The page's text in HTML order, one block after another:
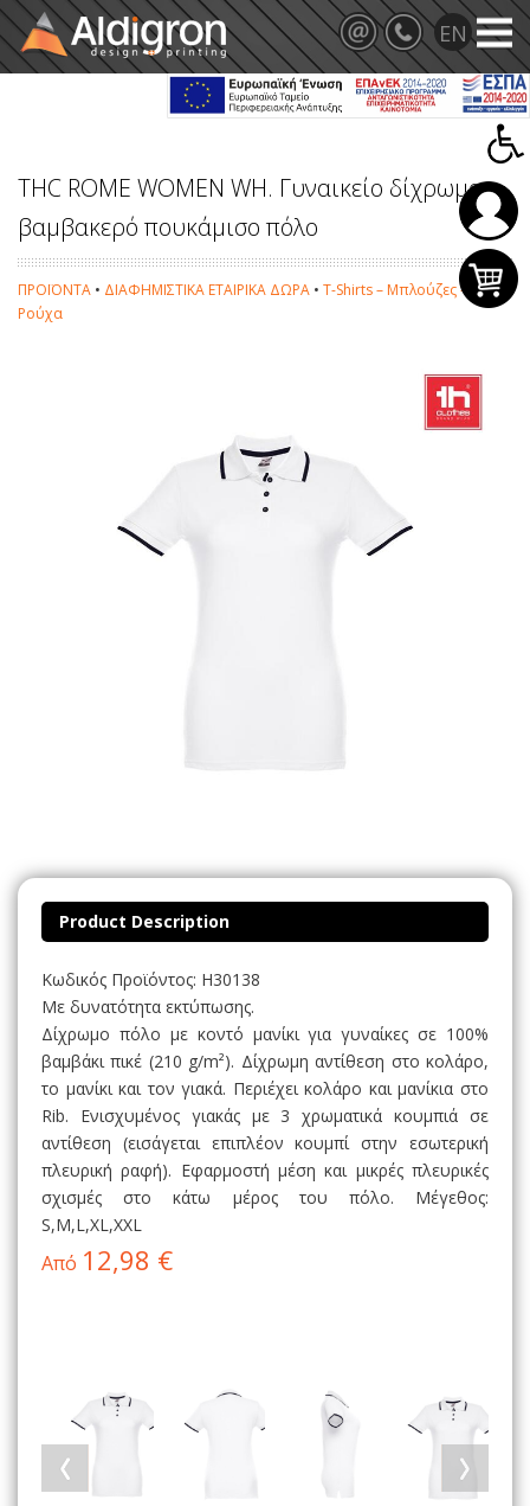
THC ROME WOMEN WH. Γυναικείο δίχρωμο
βαμβακερό πουκάμισο πόλο
ΠΡΟΪΟΝΤΑ • ΔΙΑΦΗΜΙΣΤΙΚΑ ΕΤΑΙΡΙΚΑ ΔΩΡΑ • T-Shirts – Μπλούζες –
Ρούχα
Product Description
Κωδικός Προϊόντος: H30138
Με δυνατότητα εκτύπωσης.
Δίχρωμο πόλο με κοντό μανίκι για γυναίκες σε 100%
βαμβάκι πικέ (210 g/m²). Δίχρωμη αντίθεση στο κολάρο,
το μανίκι και τον γιακά. Περιέχει κολάρο και μανίκια στο
Rib. Ενισχυμένος γιακάς με 3 χρωματικά κουμπιά σε
αντίθεση (εισάγεται επιπλέον κουμπί στην εσωτερική
πλευρική ραφή). Εφαρμοστή μέση και μικρές πλευρικές
σχισμές στο κάτω μέρος του πόλο. Μέγεθος:
S,M,L,XL,XXL
Από 12,98 €